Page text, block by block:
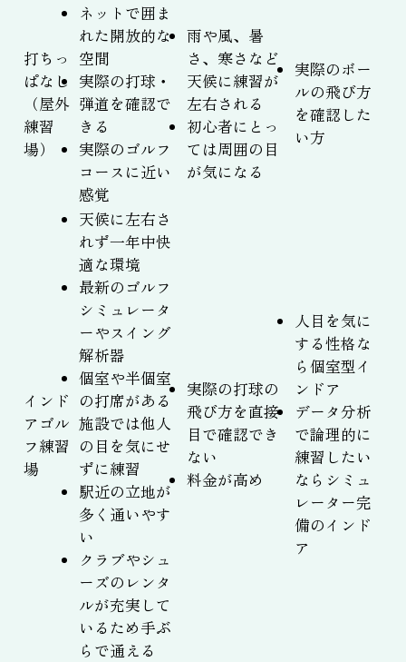
打ちっ
ぱなし
（屋外
練習
場）
ネットで囲ま
れた開放的な
空間
実際の打球・
弾道を確認で
きる
実際のゴルフ
コースに近い
感覚
雨や風、暑
さ、寒さなど
天候に練習が
左右される
初心者にとっ
ては周囲の目
が気になる
実際のボー
ルの飛び方
を確認した
い方
インド
アゴル
フ練習
場
天候に左右さ
れず一年中快
適な環境
最新のゴルフ
シミュレータ
ーやスイング
解析器
個室や半個室
の打席がある
施設では他人
の目を気にせ
ずに練習
駅近の立地が
多く通いやす
い
クラブやシュ
ーズのレンタ
ルが充実して
いるため手ぶ
らで通える
実際の打球の
飛び方を直接
目で確認でき
ない
料金が高め
人目を気に
する性格な
ら個室型イ
ンドア
データ分析
で論理的に
練習したい
ならシミュ
レーター完
備のインド
ア